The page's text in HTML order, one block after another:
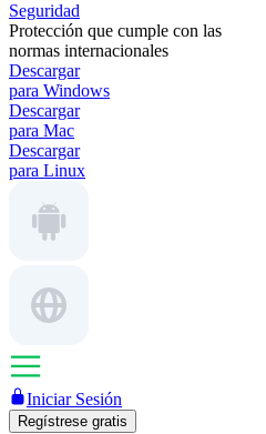
Seguridad
Protección que cumple con las
normas internacionales
Descargar
para Windows
Descargar
para Mac
Descargar
para Linux
Iniciar Sesión
Regístrese gratis